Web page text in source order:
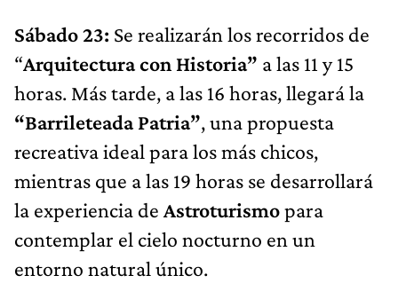
Sábado 23: Se realizarán los recorridos de
“Arquitectura con Historia” a las 11 y 15
horas. Más tarde, a las 16 horas, llegará la
“Barrileteada Patria”, una propuesta
recreativa ideal para los más chicos,
mientras que a las 19 horas se desarrollará
la experiencia de Astroturismopara
contemplar el cielo nocturno en un
entorno natural único.